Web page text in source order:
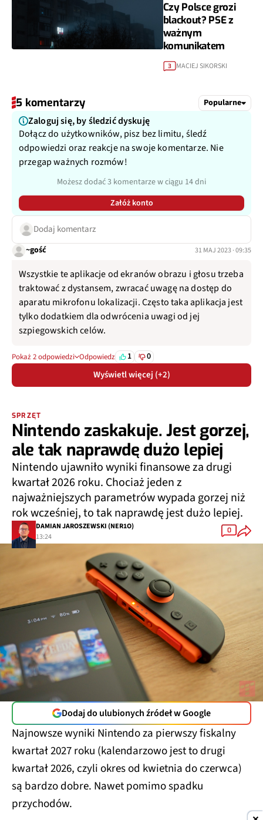
Czy Polsce grozi
blackout? PSE z
ważnym
komunikatem
3 MACIEJ SIKORSKI
5 komentarzy Popularne
Zaloguj się, by śledzić dyskuję
Dołącz do użytkowników, pisz bez limitu, śledź
odpowiedzi oraz reakcje na swoje komentarze. Nie
przegap ważnych rozmów!
Możesz dodać 3 komentarze w ciągu 14 dni
Załóż konto
Dodaj komentarz
~gość 31 MAJ 2023 · 09:35
Wszystkie te aplikacje od ekranów obrazu i głosu trzeba
traktować z dystansem, zwracać uwagę na dostęp do
aparatu mikrofonu lokalizacji. Często taka aplikacja jest
tylko dodatkiem dla odwrócenia uwagi od jej
szpiegowskich celów.
Pokaż 2 odpowiedzi Odpowiedz 1 0
Wyświetl więcej (+2)
SPRZĘT
Nintendo zaskakuje. Jest gorzej,
ale tak naprawdę dużo lepiej
Nintendo ujawniło wyniki finansowe za drugi
kwartał 2026 roku. Chociaż jeden z
najważniejszych parametrów wypada gorzej niż
rok wcześniej, to tak naprawdę jest dużo lepiej.
DAMIAN JAROSZEWSKI (NER1O)
13:24
0
Dodaj do ulubionych źródeł w Google
Najnowsze wyniki Nintendo za pierwszy fiskalny
kwartał 2027 roku (kalendarzowo jest to drugi
kwartał 2026, czyli okres od kwietnia do czerwca)
są bardzo dobre. Nawet pomimo spadku
przychodów.